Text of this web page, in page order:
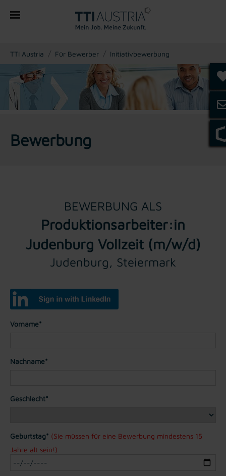
You are here:
TTI Austria Für Bewerber Initiativbewerbung
Bewerbung
BEWERBUNG ALS
Produktionsarbeiter:in
Judenburg Vollzeit (m/w/d)
Judenburg, Steiermark
Vorname*
Nachname*
Geschlecht*
Geburtstag* (Sie müssen für eine Bewerbung mindestens 15
Jahre alt sein!)